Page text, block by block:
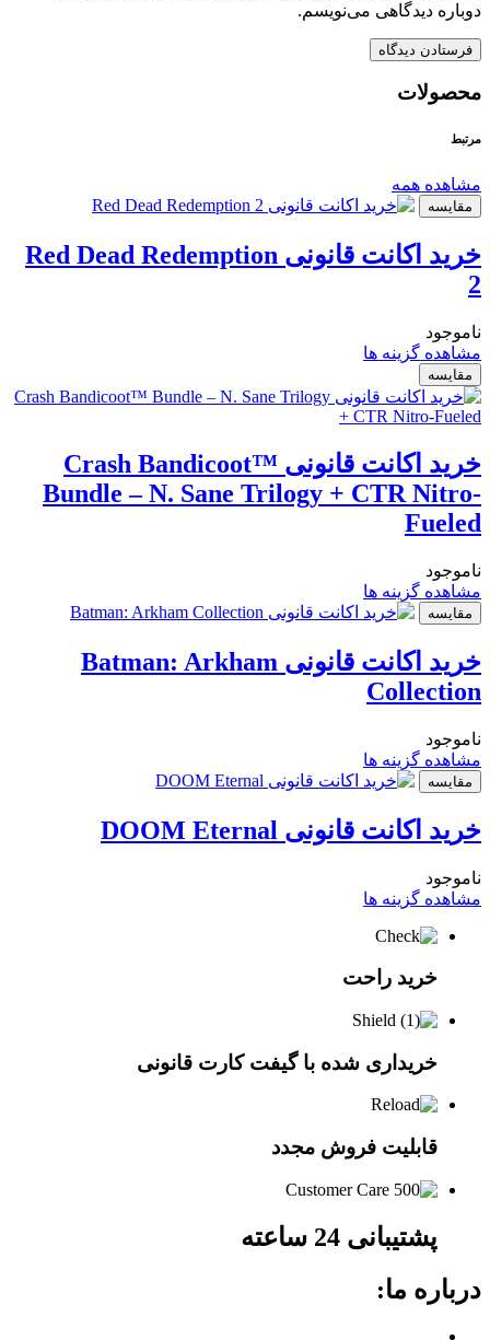
دوباره دیدگاهی می‌نویسم.
محصولات
مرتبط
مشاهده همه
مقایسه
خرید اکانت قانونی Red Dead Redemption
2
ناموجود
مشاهده گزینه ها
مقایسه
خرید اکانت قانونی Crash Bandicoot™
Bundle – N. Sane Trilogy + CTR Nitro-
Fueled
ناموجود
مشاهده گزینه ها
مقایسه
خرید اکانت قانونی Batman: Arkham
Collection
ناموجود
مشاهده گزینه ها
مقایسه
خرید اکانت قانونی DOOM Eternal
ناموجود
مشاهده گزینه ها
خرید راحت
خریداری شده با گیفت کارت قانونی
قابلیت فروش مجدد
پشتیبانی 24 ساعته
درباره ما: